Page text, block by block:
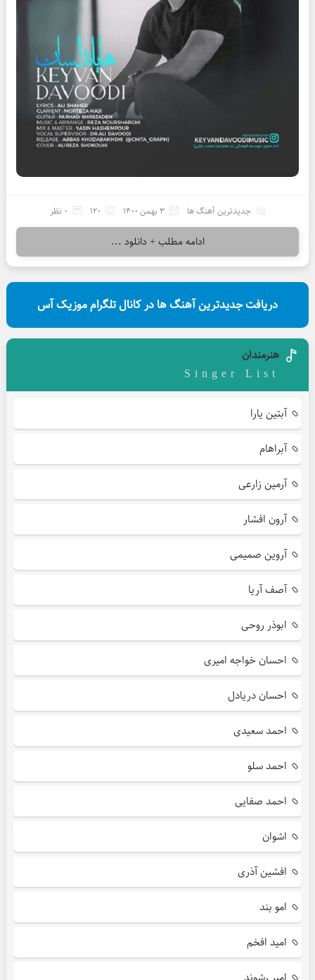
جدیدترین آهنگ ها 3 بهمن 1400 120 0 نظر
ادامه مطلب + دانلود ...
دریافت جدیدترین آهنگ ها در کانال تلگرام موزیک آس
هنرمندان
Singer List
آبتین یارا
آبراهام
آرمین زارعی
آرون افشار
آروین صمیمی
آصف آریا
ابوذر روحی
احسان خواجه امیری
احسان دریادل
احمد سعیدی
احمد سلو
احمد صفایی
اشوان
افشین آذری
امو بند
امید افخم